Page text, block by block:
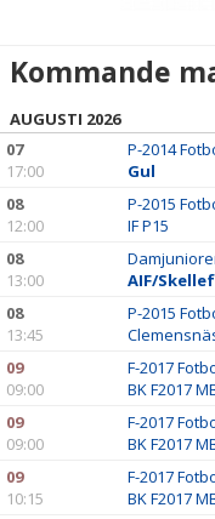
DOKUMENT
VÅRA LAG/TRÄNARE
MATCHER
AVGIFTER, FÖRSÄLJNING
KONTAKT
Kommande
AUGUSTI 2026
07
17:00
P-2014
Gul
08
12:00
P-2015
IF P15
08
13:00
AIF/
08
13:45
P-2015
09
09:00
F-2017
BK F2017
09
09:00
F-2017
BK F2017
09
10:15
F-2017
BK F2017